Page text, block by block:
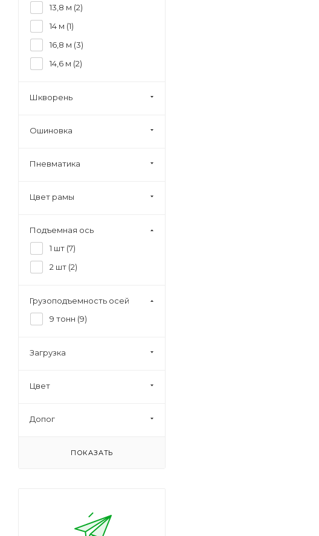
13,8 м (2)
14 м (1)
16,8 м (3)
14,6 м (2)
Шкворень
Ошиновка
Пневматика
Цвет рамы
Подъемная ось
1 шт (7)
2 шт (2)
Грузоподъемность осей
9 тонн (9)
Загрузка
Цвет
Допог
ПОКАЗАТЬ